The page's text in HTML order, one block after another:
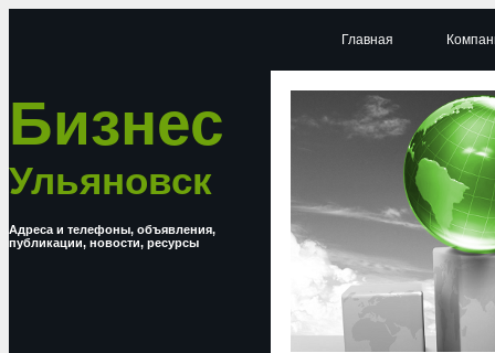
Бизнес
Ульяновск
Адреса и телефоны, объявления,
публикации, новости, ресурсы
Главная